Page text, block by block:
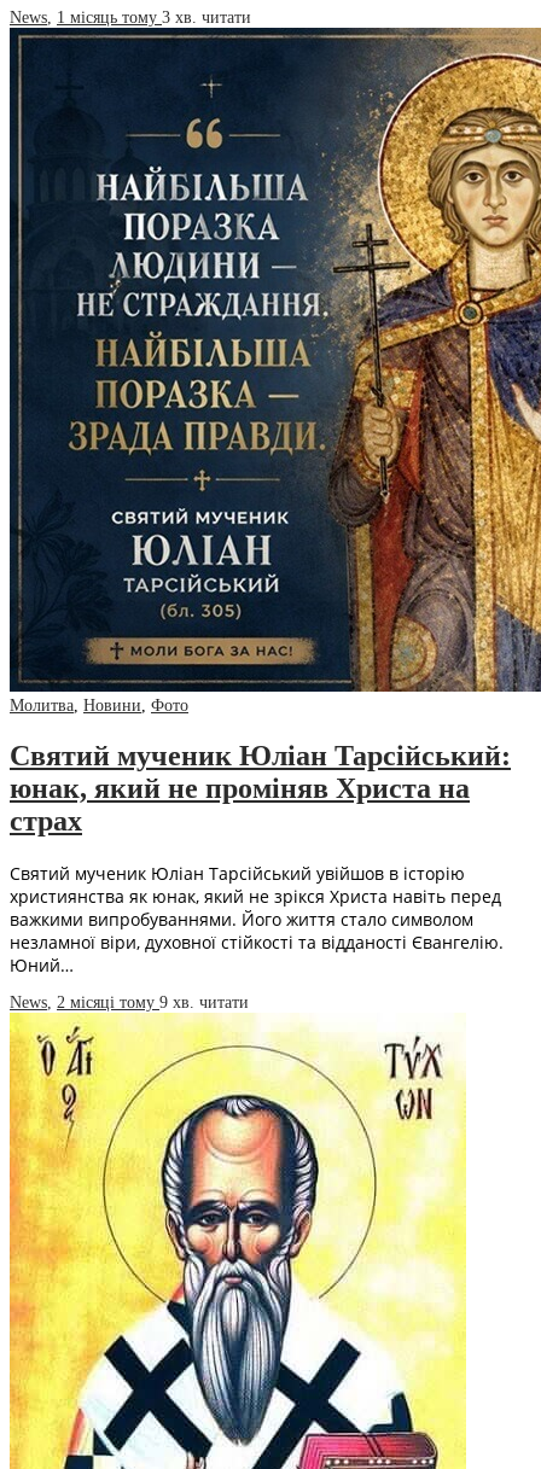
News, 1 місяць тому 3 хв. читати
Молитва, Новини, Фото
Святий мученик Юліан Тарсійський:
юнак, який не проміняв Христа на
страх
Святий мученик Юліан Тарсійський увійшов в історію
християнства як юнак, який не зрікся Христа навіть перед
важкими випробуваннями. Його життя стало символом
незламної віри, духовної стійкості та відданості Євангелію.
Юний…
News 2 місяці тому 9 хв. читати